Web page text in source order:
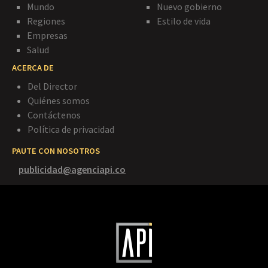
Mundo
Regiones
Empresas
Salud
Nuevo gobierno
Estilo de vida
ACERCA DE
Del Director
Quiénes somos
Contáctenos
Política de privacidad
PAUTE CON NOSOTROS
publicidad@agenciapi.co